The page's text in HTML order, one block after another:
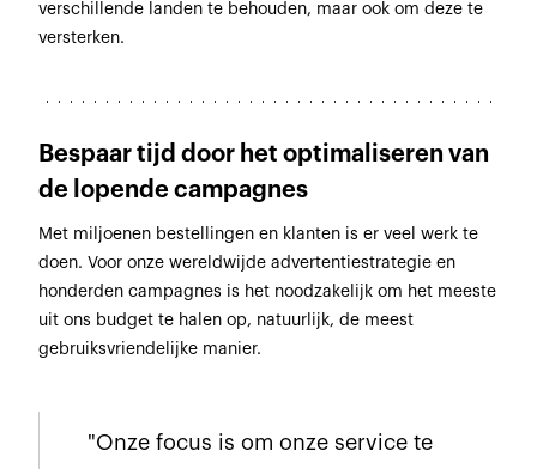
verschillende landen te behouden, maar ook om deze te
versterken.
Bespaar tijd door het optimaliseren van
de lopende campagnes
Met miljoenen bestellingen en klanten is er veel werk te
doen. Voor onze wereldwijde advertentiestrategie en
honderden campagnes is het noodzakelijk om het meeste
uit ons budget te halen op, natuurlijk, de meest
gebruiksvriendelijke manier.
"Onze focus is om onze service te